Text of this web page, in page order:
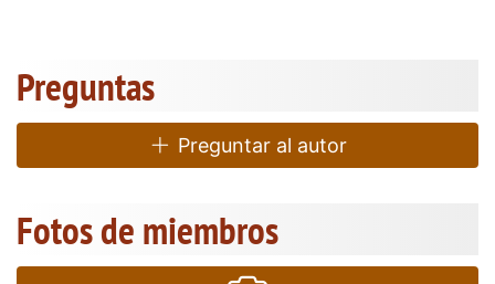
Preguntas
Preguntar al autor
Fotos de miembros